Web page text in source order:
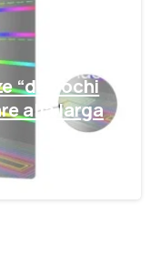
“da pochi
alla larga